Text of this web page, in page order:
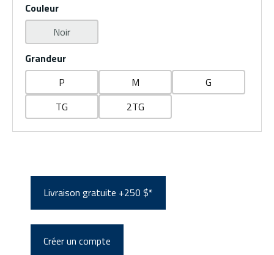
Couleur
Noir
Grandeur
P
M
G
TG
2TG
Livraison gratuite +250 $*
Créer un compte